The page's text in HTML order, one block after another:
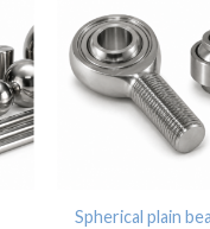
Spherical plain